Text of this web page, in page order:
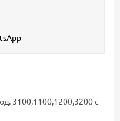
3100,1100,1200,3200 с